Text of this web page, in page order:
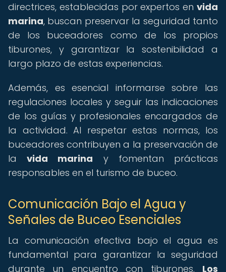
directrices, establecidas por expertos en vida
marina, buscan preservar la seguridad tanto
de los buceadores como de los propios
tiburones, y garantizar la sostenibilidad a
largo plazo de estas experiencias.
Además, es esencial informarse sobre las
regulaciones locales y seguir las indicaciones
de los guías y profesionales encargados de
la actividad. Al respetar estas normas, los
buceadores contribuyen a la preservación de
lavida marina y fomentan prácticas
responsables en el turismo de buceo.
Comunicación Bajo el Agua y
Señales de Buceo Esenciales
La comunicación efectiva bajo el agua es
fundamental para garantizar la seguridad
durante un encuentro con tiburones. Los